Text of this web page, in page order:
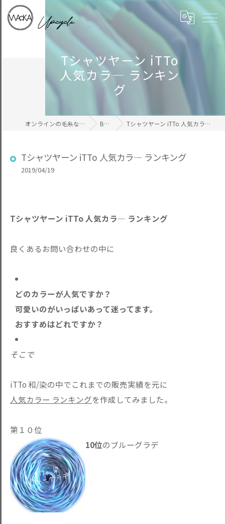
Tシャツヤーン iTTo
人気カラ― ランキン
グ
オンラインの毛糸ならWAcKA BLOG Tシャツヤーン iTTo 人気カラ― ランキング
Tシャツヤーン iTTo 人気カラ― ランキング
2019/04/19
Tシャツヤーン iTTo 人気カラ― ランキング
良くあるお問い合わせの中に
どのカラーが人気ですか？
可愛いのがいっぱいあって迷ってます。
おすすめはどれですか？
そこで
iTTo 和/染の中でこれまでの販売実績を元に
人気カラー ランキングを作成してみました。
第１０位
10位のブルーグラデ